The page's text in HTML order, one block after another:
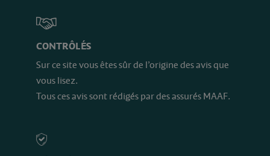
CONTRÔLÉS
Sur ce site vous êtes sûr de l’origine des avis que
vous lisez.
Tous ces avis sont rédigés par des assurés MAAF.